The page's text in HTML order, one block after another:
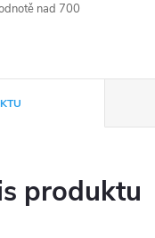
nad 700
produktu